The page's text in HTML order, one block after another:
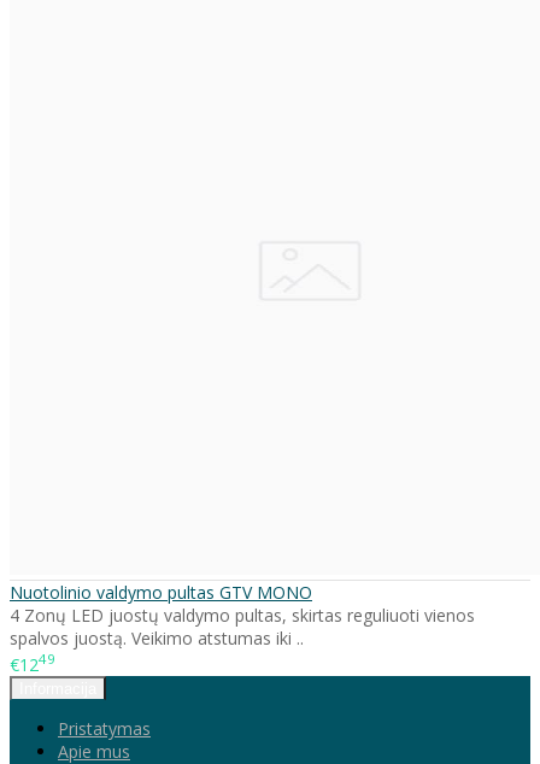
Nuotolinio valdymo pultas GTV MONO
4 Zonų LED juostų valdymo pultas, skirtas reguliuoti vienos
spalvos juostą. Veikimo atstumas iki ..
€1249
Pristatymas
Apie mus